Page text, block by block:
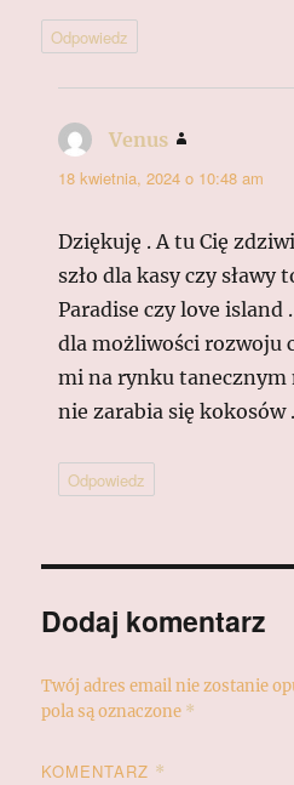
Odpowiedz
Venus
18 kwietnia, 2024 o 10:48 am
Dziękuję . A tu Cię
szło dla kasy czy sławy
Paradise czy love island
dla możliwości rozwoju
mi na rynku tanecznym
nie zarabia się kokosów .
Odpowiedz
Dodaj komentarz
Twój adres email nie zostanie
pola są oznaczone *
KOMENTARZ *